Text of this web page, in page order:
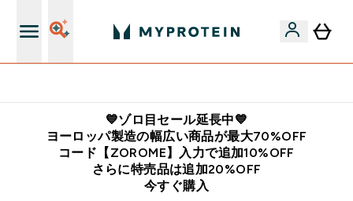
💙ゾロ目セール延長中💙
ヨーロッパ製造の幅広い商品が最大70%OFF
コード【ZOROME】入力で追加10%OFF
さらに特売品は追加20%OFF
今すぐ購入